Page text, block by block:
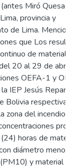
Miró
provincia y
de Lima.
que Los
de material
20 al 29 de
OEFA-1 y
IEP Jesús
Bolivia
zona del incendio,
horas de
diámetro menor
y material